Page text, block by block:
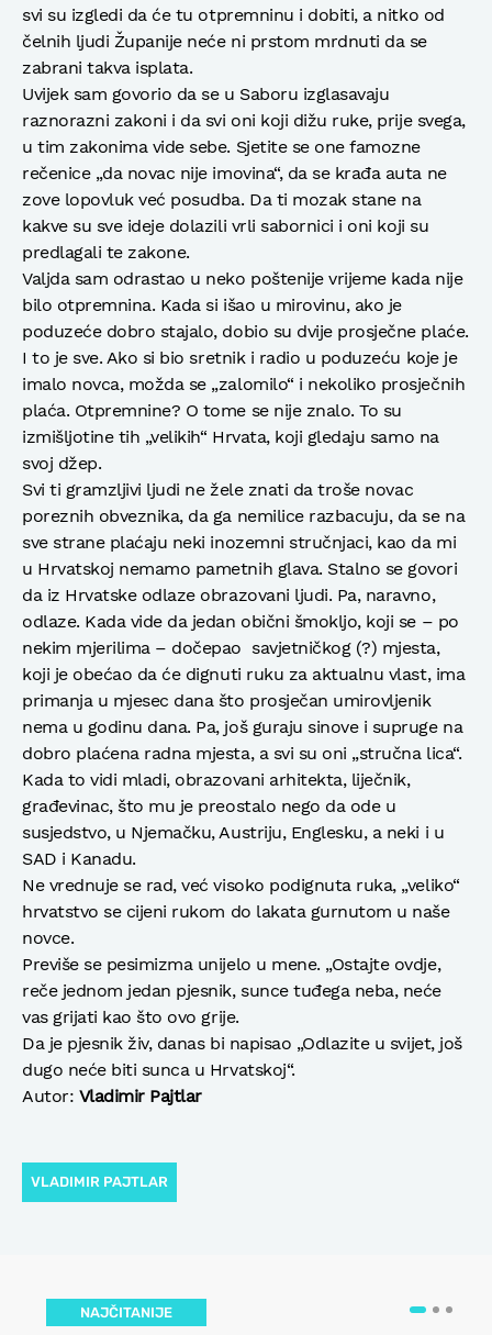
svi su izgledi da će tu otpremninu i dobiti, a nitko od
čelnih ljudi Županije neće ni prstom mrdnuti da se
zabrani takva isplata.
Uvijek sam govorio da se u Saboru izglasavaju
raznorazni zakoni i da svi oni koji dižu ruke, prije svega,
u tim zakonima vide sebe. Sjetite se one famozne
rečenice „da novac nije imovina“, da se krađa auta ne
zove lopovluk već posudba. Da ti mozak stane na
kakve su sve ideje dolazili vrli sabornici i oni koji su
predlagali te zakone.
Valjda sam odrastao u neko poštenije vrijeme kada nije
bilo otpremnina. Kada si išao u mirovinu, ako je
poduzeće dobro stajalo, dobio su dvije prosječne plaće.
I to je sve. Ako si bio sretnik i radio u poduzeću koje je
imalo novca, možda se „zalomilo“ i nekoliko prosječnih
plaća. Otpremnine? O tome se nije znalo. To su
izmišljotine tih „velikih“ Hrvata, koji gledaju samo na
svoj džep.
Svi ti gramzljivi ljudi ne žele znati da troše novac
poreznih obveznika, da ga nemilice razbacuju, da se na
sve strane plaćaju neki inozemni stručnjaci, kao da mi
u Hrvatskoj nemamo pametnih glava. Stalno se govori
da iz Hrvatske odlaze obrazovani ljudi. Pa, naravno,
odlaze. Kada vide da jedan obični šmokljo, koji se – po
nekim mjerilima – dočepao savjetničkog (?) mjesta,
koji je obećao da će dignuti ruku za aktualnu vlast, ima
primanja u mjesec dana što prosječan umirovljenik
nema u godinu dana. Pa, još guraju sinove i supruge na
dobro plaćena radna mjesta, a svi su oni „stručna lica“.
Kada to vidi mladi, obrazovani arhitekta, liječnik,
građevinac, što mu je preostalo nego da ode u
susjedstvo, u Njemačku, Austriju, Englesku, a neki i u
SAD i Kanadu.
Ne vrednuje se rad, već visoko podignuta ruka, „veliko“
hrvatstvo se cijeni rukom do lakata gurnutom u naše
novce.
Previše se pesimizma unijelo u mene. „Ostajte ovdje,
reče jednom jedan pjesnik, sunce tuđega neba, neće
vas grijati kao što ovo grije.
Da je pjesnik živ, danas bi napisao „Odlazite u svijet, još
dugo neće biti sunca u Hrvatskoj“.
Autor: Vladimir Pajtlar
VLADIMIR PAJTLAR
NAJČITANIJE